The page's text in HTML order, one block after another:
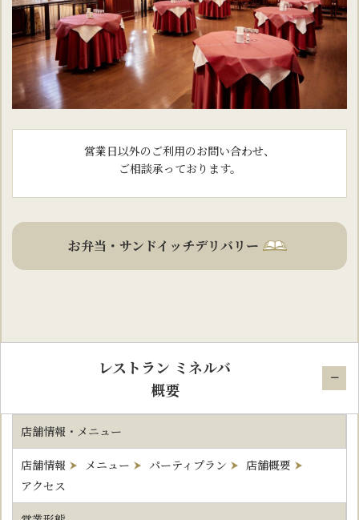
営業日以外のご利用のお問い合わせ、
ご相談承っております。
お弁当・サンドイッチデリバリー
レストラン ミネルバ
概要
店舗情報・メニュー
店舗情報 メニュー パーティプラン
店舗概要
アクセス